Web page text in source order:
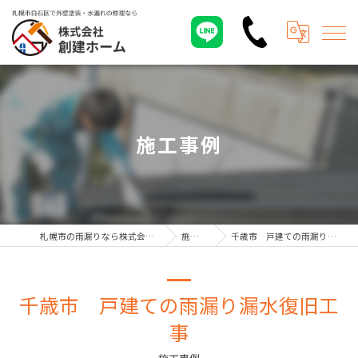
施工事例
札幌市の雨漏りなら株式会社創建ホーム 施工事例 千歳市 戸建ての雨漏り漏水復旧工事
千歳市 戸建ての雨漏り漏水復旧工
事